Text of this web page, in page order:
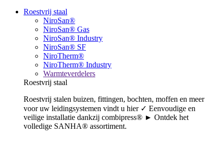
Roestvrij staal
NiroSan®
NiroSan® Gas
NiroSan® Industry
NiroSan® SF
NiroTherm®
NiroTherm® Industry
Warmteverdelers
Roestvrij staal
Roestvrij stalen buizen, fittingen, bochten, moffen en meer
voor uw leidingsystemen vindt u hier ✓ Eenvoudige en
veilige installatie dankzij combipress® ► Ontdek het
volledige SANHA® assortiment.